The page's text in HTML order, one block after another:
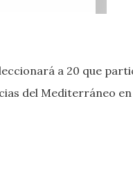
a 20 que
del Mediterráneo